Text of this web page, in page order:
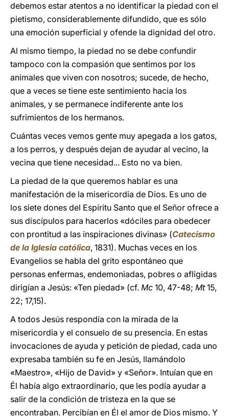
debemos estar atentos a no identificar la piedad con el
pietismo, considerablemente difundido, que es sólo
una emoción superficial y ofende la dignidad del otro.
Al mismo tiempo, la piedad no se debe confundir
tampoco con la compasión que sentimos por los
animales que viven con nosotros; sucede, de hecho,
que a veces se tiene este sentimiento hacia los
animales, y se permanece indiferente ante los
sufrimientos de los hermanos.
Cuántas veces vemos gente muy apegada a los gatos,
a los perros, y después dejan de ayudar al vecino, la
vecina que tiene necesidad... Esto no va bien.
La piedad de la que queremos hablar es una
manifestación de la misericordia de Dios. Es uno de
los siete dones del Espíritu Santo que el Señor ofrece a
sus discípulos para hacerlos «dóciles para obedecer
con prontitud a las inspiraciones divinas» (Catecismo
de la Iglesia católica, 1831). Muchas veces en los
Evangelios se habla del grito espontáneo que
personas enfermas, endemoniadas, pobres o afligidas
dirigían a Jesús: «Ten piedad» (cf. Mc 10, 47-48; Mt15,
22; 17,15).
A todos Jesús respondía con la mirada de la
misericordia y el consuelo de su presencia. En estas
invocaciones de ayuda y petición de piedad, cada uno
expresaba también su fe en Jesús, llamándolo
«Maestro», «Hijo de David» y «Señor». Intuían que en
Él había algo extraordinario, que les podía ayudar a
salir de la condición de tristeza en la que se
encontraban. Percibían en Él el amor de Dios mismo. Y